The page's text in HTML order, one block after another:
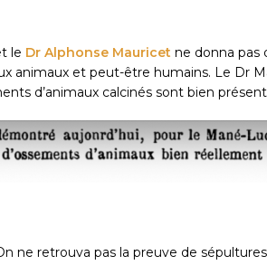
le Dr Alphonse Mauricet ne donna pas
animaux et peut-être humains. Le Dr
d’animaux calcinés sont bien
ne retrouva pas la preuve de